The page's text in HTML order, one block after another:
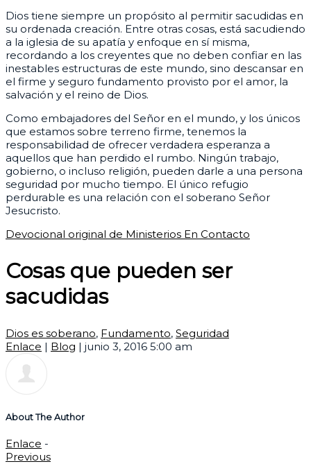
Dios tiene siempre un propósito al permitir sacudidas en
su ordenada creación. Entre otras cosas, está sacudiendo
a la iglesia de su apatía y enfoque en sí misma,
recordando a los creyentes que no deben confiar en las
inestables estructuras de este mundo, sino descansar en
el firme y seguro fundamento provisto por el amor, la
salvación y el reino de Dios.
Como embajadores del Señor en el mundo, y los únicos
que estamos sobre terreno firme, tenemos la
responsabilidad de ofrecer verdadera esperanza a
aquellos que han perdido el rumbo. Ningún trabajo,
gobierno, o incluso religión, pueden darle a una persona
seguridad por mucho tiempo. El único refugio
perdurable es una relación con el soberano Señor
Jesucristo.
Devocional original de Ministerios En Contacto
Cosas que pueden ser
sacudidas
Dios es soberano, Fundamento, Seguridad
Enlace | Blog | junio 3, 2016 5:00 am
About The Author
Enlace -
Previous